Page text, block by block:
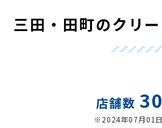
三田・田町のクリ
店舗数 30
※2024年07月01